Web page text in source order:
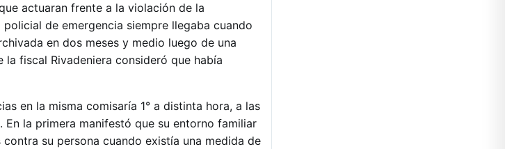
actuaran frente a la violación de la
de emergencia siempre llegaba cuando
en dos meses y medio luego de una
fiscal Rivadeniera consideró que había
en la misma comisaría 1° a distinta hora, a las
En la primera manifestó que su entorno familiar
su persona cuando existía una medida de